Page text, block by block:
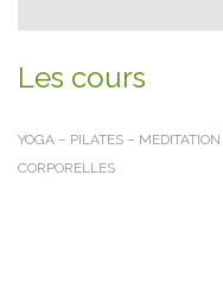
Les cours
YOGA – PILATES –
CORPORELLES